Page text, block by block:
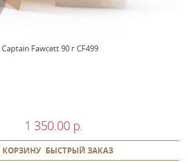
Fawcett 90 г CF499
1 350.00 р.
КОРЗИНУ БЫСТРЫЙ ЗАКАЗ